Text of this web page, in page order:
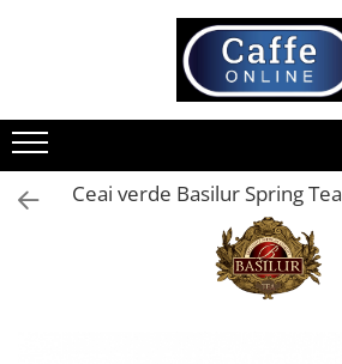
Cafea
Cafea Boabe
Capsule CafeaCeai verde Basilur Spring